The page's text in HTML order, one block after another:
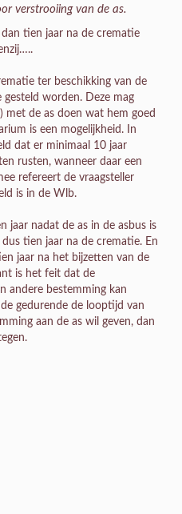
verstrooiing van de as.
tien jaar na de crematie
ter beschikking van de
worden. Deze mag
de as doen wat hem goed
is een mogelijkheid. In
dat er minimaal 10 jaar
rusten, wanneer daar een
refereert de vraagsteller
is in de Wlb.
jaar nadat de as in de asbus is
tien jaar na de crematie. En
jaar na het bijzetten van de
is het feit dat de
andere bestemming kan
gedurende de looptijd van
aan de as wil geven, dan